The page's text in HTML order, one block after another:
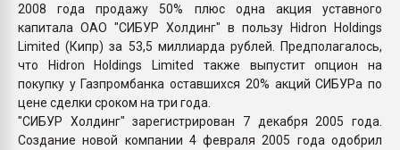
2008 года продажу 50% плюс одна акция уставного
капитала ОАО "СИБУР Холдинг" в пользу Hidron Holdings
Limited (Кипр) за 53,5 миллиарда рублей. Предполагалось,
что Hidron Holdings Limited также выпустит опцион на
покупку у Газпромбанка оставшихся 20% акций СИБУРа по
цене сделки сроком на три года.
"СИБУР Холдинг" зарегистрирован 7 декабря 2005 года.
Создание новой компании 4 февраля 2005 года одобрил